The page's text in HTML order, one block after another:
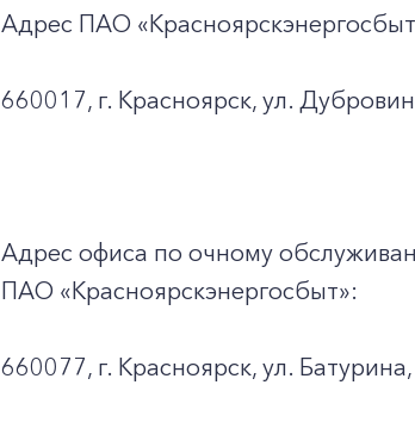
Адрес ПАО
660017, г. Красноярск, ул.
Адрес офиса по очному
ПАО «Красноярскэнергосбыт»:
660077, г. Красноярск, ул.